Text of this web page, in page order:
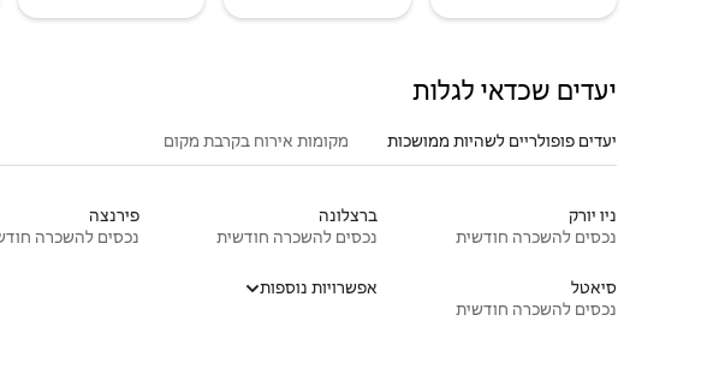
יעדים שכדאי לגלות
יעדים פופולריים לשהיות ממושכות מקומות אירוח בקרבת מקום
ניו יורק
נכסים להשכרה חודשית
ברצלונה
נכסים להשכרה חודשית
פירנצה
נכסים להשכרה
סיאטל
נכסים להשכרה חודשית
אפשרויות נוספות